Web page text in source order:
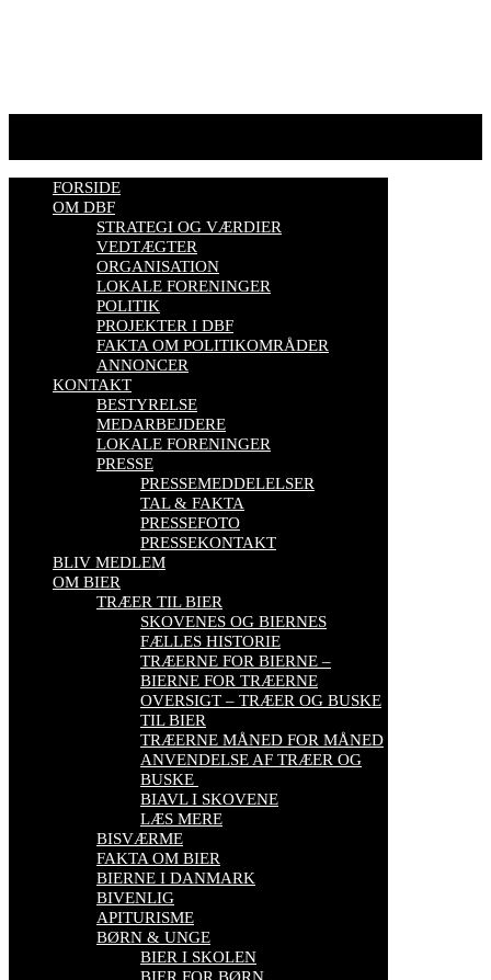
FORSIDE
OM DBF
STRATEGI OG VÆRDIER
VEDTÆGTER
ORGANISATION
LOKALE FORENINGER
POLITIK
PROJEKTER I DBF
FAKTA OM POLITIKOMRÅDER
ANNONCER
KONTAKT
BESTYRELSE
MEDARBEJDERE
LOKALE FORENINGER
PRESSE
PRESSEMEDDELELSER
TAL & FAKTA
PRESSEFOTO
PRESSEKONTAKT
BLIV MEDLEM
OM BIER
TRÆER TIL BIER
SKOVENES OG BIERNES
FÆLLES HISTORIE
TRÆERNE FOR BIERNE –
BIERNE FOR TRÆERNE
OVERSIGT – TRÆER OG BUSKE
TIL BIER
TRÆERNE MÅNED FOR MÅNED
ANVENDELSE AF TRÆER OG
BUSKE
BIAVL I SKOVENE
LÆS MERE
BISVÆRME
FAKTA OM BIER
BIERNE I DANMARK
BIVENLIG
APITURISME
BØRN & UNGE
BIER I SKOLEN
BIER FOR BØRN